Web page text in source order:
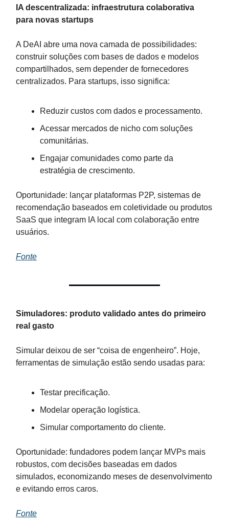
IA descentralizada: infraestrutura colaborativa
para novas startups
A DeAI abre uma nova camada de possibilidades:
construir soluções com bases de dados e modelos
compartilhados, sem depender de fornecedores
centralizados. Para startups, isso significa:
Reduzir custos com dados e processamento.
Acessar mercados de nicho com soluções
comunitárias.
Engajar comunidades como parte da
estratégia de crescimento.
Oportunidade: lançar plataformas P2P, sistemas de
recomendação baseados em coletividade ou produtos
SaaS que integram IA local com colaboração entre
usuários.
Fonte
Simuladores: produto validado antes do primeiro
real gasto
Simular deixou de ser “coisa de engenheiro”. Hoje,
ferramentas de simulação estão sendo usadas para:
Testar precificação.
Modelar operação logística.
Simular comportamento do cliente.
Oportunidade: fundadores podem lançar MVPs mais
robustos, com decisões baseadas em dados
simulados, economizando meses de desenvolvimento
e evitando erros caros.
Fonte